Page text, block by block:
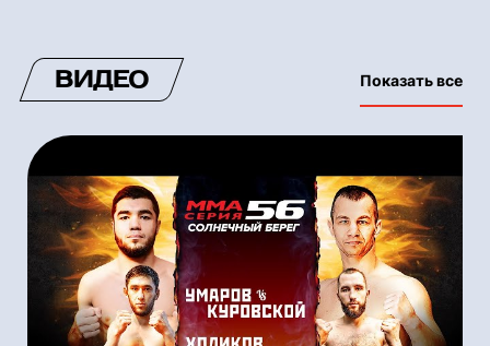
ВИДЕО Показать все